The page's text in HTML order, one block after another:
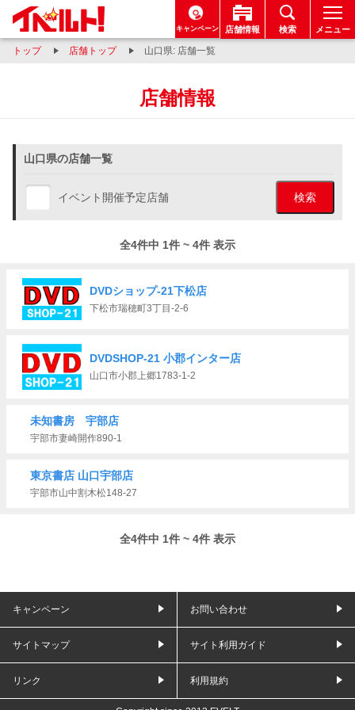
キャンペーン 店舗情報 検索 メニュー
トップ 店舗トップ 山口県: 店舗一覧
店舗情報
山口県の店舗一覧
イベント開催予定店舗 検索
全4件中 1件 ~ 4件 表示
DVDショップ-21下松店
下松市瑞穂町3丁目-2-6
DVDSHOP-21 小郡インター店
山口市小郡上郷1783-1-2
未知書房 宇部店
宇部市妻崎開作890-1
東京書店 山口宇部店
宇部市山中割木松148-27
全4件中 1件 ~ 4件 表示
キャンペーン お問い合わせ
サイトマップ サイト利用ガイド
リンク 利用規約